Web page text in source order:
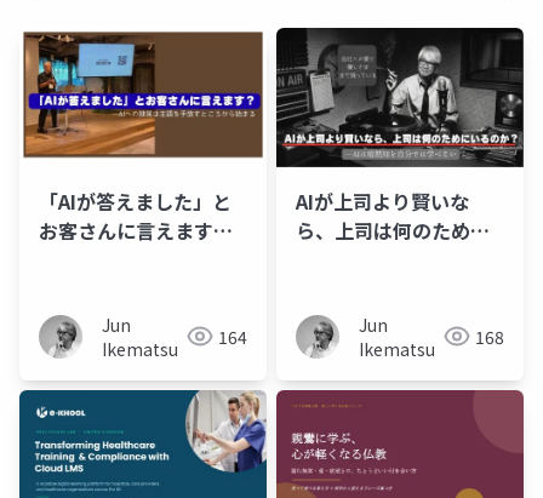
「AIが答えました」と
お客さんに言えます
始まる
Jun
Ikematsu
164
AIが上司より賢いな
ら、上司は何のために
Jun
Ikematsu
168